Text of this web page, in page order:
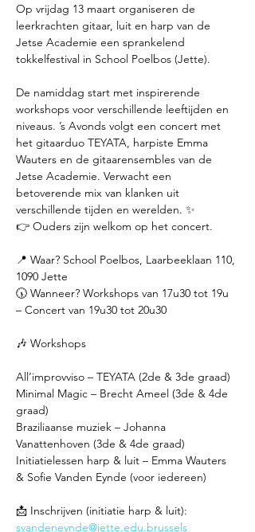
Op vrijdag 13 maart organiseren de
leerkrachten gitaar, luit en harp van de
Jetse Academie een sprankelend
tokkelfestival in School Poelbos (Jette).
De namiddag start met inspirerende
workshops voor verschillende leeftijden en
niveaus. ’s Avonds volgt een concert met
het gitaarduo TEYATA, harpiste Emma
Wauters en de gitaarensembles van de
Jetse Academie. Verwacht een
betoverende mix van klanken uit
verschillende tijden en werelden. ✨
👉 Ouders zijn welkom op het concert.
📍 Waar? School Poelbos, Laarbeeklaan 110,
1090 Jette
🕠 Wanneer? Workshops van 17u30 tot 19u
– Concert van 19u30 tot 20u30
🎶 Workshops
All’improvviso – TEYATA (2de & 3de graad)
Minimal Magic – Brecht Ameel (3de & 4de
graad)
Braziliaanse muziek – Johanna
Vanattenhoven (3de & 4de graad)
Initiatielessen harp & luit – Emma Wauters
& Sofie Vanden Eynde (voor iedereen)
📩 Inschrijven (initiatie harp & luit):
svandeneynde@jette.edu.brussels